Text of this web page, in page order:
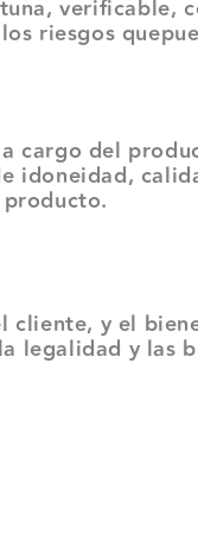
verificable,
riesgos
cargo del
idoneidad,
cliente, y el
legalidad y las